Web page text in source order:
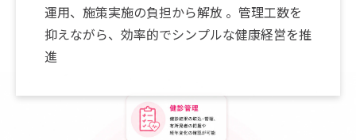
運用、施策実施の負担から解放 。管理工数を
抑えながら、効率的でシンプルな健康経営を推
進